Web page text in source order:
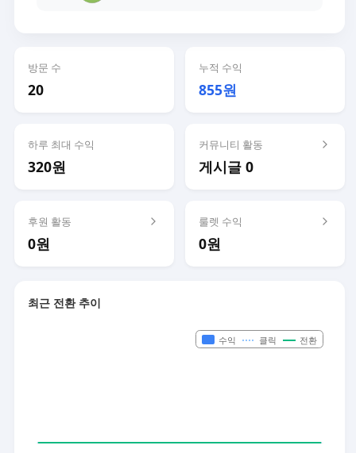
방문 수
20
누적 수익
855원
하루 최대 수익
320원
커뮤니티 활동
게시글 0
후원 활동
0원
룰렛 수익
0원
최근 전환 추이